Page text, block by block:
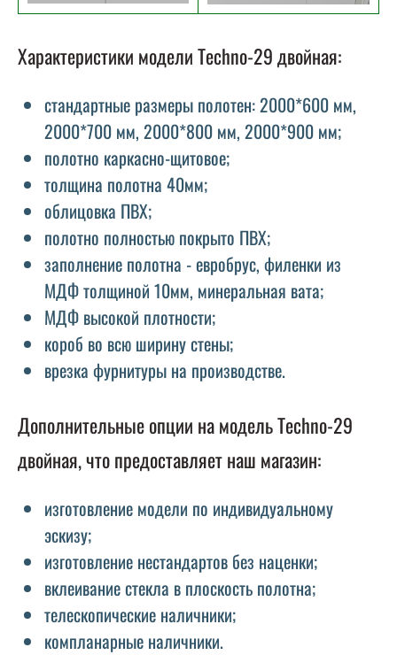
Характеристики модели Techno-29 двойная:
стандартные размеры полотен: 2000*600 мм,
2000*700 мм, 2000*800 мм, 2000*900 мм;
полотно каркасно-щитовое;
толщина полотна 40мм;
облицовка ПВХ;
полотно полностью покрыто ПВХ;
заполнение полотна - евробрус, филенки из
МДФ толщиной 10мм, минеральная вата;
МДФ высокой плотности;
короб во всю ширину стены;
врезка фурнитуры на производстве.
Дополнительные опции на модель Techno-29
двойная, что предоставляет наш магазин:
изготовление модели по индивидуальному
эскизу;
изготовление нестандартов без наценки;
вклеивание стекла в плоскость полотна;
телескопические наличники;
компланарные наличники.